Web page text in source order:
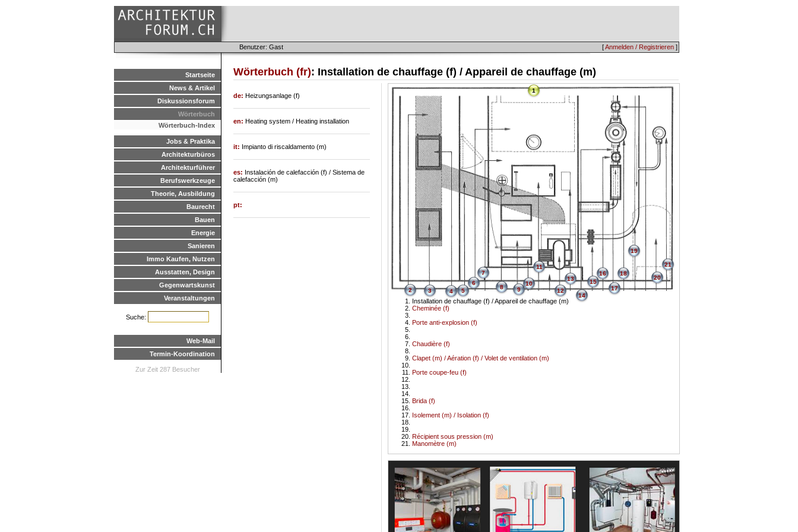
[Anmelden / Registrieren ]
Benutzer: Gast
Startseite
News & Artikel
Diskussionsforum
Wörterbuch
Wörterbuch-Index
Jobs & Praktika
Architekturbüros
Architekturführer
Berufswerkzeuge
Theorie, Ausbildung
Baurecht
Bauen
Energie
Sanieren
Immo Kaufen, Nutzen
Ausstatten, Design
Gegenwartskunst
Veranstaltungen
Suche:
Web-Mail
Termin-Koordination
Zur Zeit 287 Besucher
Wörterbuch (fr): Installation de chauffage (f) / Appareil de chauffage (m)
1
Installation de chauffage (f) / Appareil de chauffage (m)
Cheminée (f)
2 3
Porte anti-explosion (f)
4 5
6
Chaudière (f)
7
8
Clapet (m) / Aération (f) / Volet de ventilation (m)
9
10
Porte coupe-feu (f)
11
12
13
14
Brida (f)
15
16
Isolement (m) / Isolation (f)
17
18
19
Récipient sous pression (m)
20
Manomètre (m)
21
de: Heizungsanlage (f)
en: Heating system / Heating installation
it: Impianto di riscaldamento (m)
es: Instalación de calefacción (f) / Sistema de
calefacción (m)
pt: